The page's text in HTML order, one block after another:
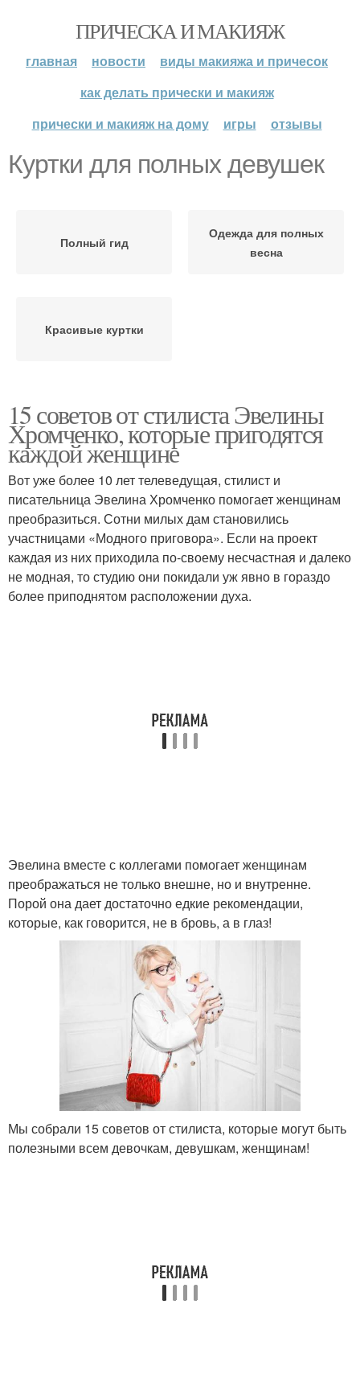
ПРИЧЕСКА И МАКИЯЖ
главная новости
виды макияжа и причесок
как делать прически и макияж
прически и макияж на дому
игры отзывы
Куртки для полных девушек
Полный гид
Одежда для полных
весна
Красивые куртки
15 советов от стилиста Эвелины
Хромченко, которые пригодятся
каждой женщине
Вот уже более 10 лет телеведущая, стилист и
писательница Эвелина Хромченко помогает женщинам
преобразиться. Сотни милых дам становились
участницами «Модного приговора». Если на проект
каждая из них приходила по-своему несчастная и далеко
не модная, то студию они покидали уж явно в гораздо
более приподнятом расположении духа.
Эвелина вместе с коллегами помогает женщинам
преображаться не только внешне, но и внутренне.
Порой она дает достаточно едкие рекомендации,
которые, как говорится, не в бровь, а в глаз!
Мы собрали 15 советов от стилиста, которые могут быть
полезными всем девочкам, девушкам, женщинам!